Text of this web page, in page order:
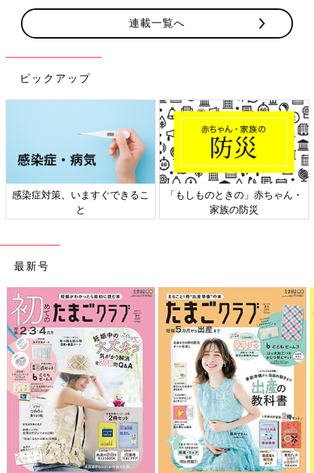
連載一覧へ
ピックアップ
感染症対策、いますぐできるこ
と
「もしものときの」赤ちゃん・
家族の防災
最新号